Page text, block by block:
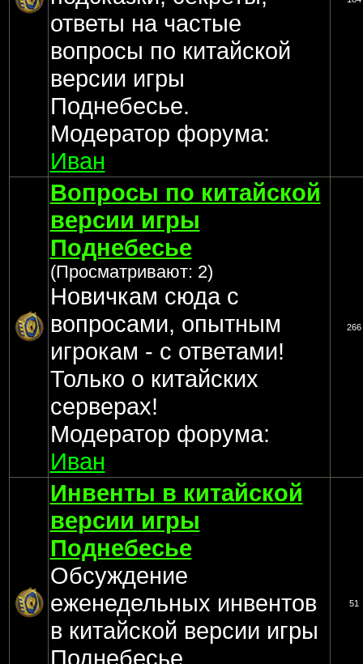
ответы на частые
вопросы по китайской
версии игры
Поднебесье.
Модератор форума:
Иван
Вопросы по китайской
версии игры
Поднебесье
(Просматривают: 2)
Новичкам сюда с
вопросами, опытным
игрокам - с ответами!
Только о китайских
серверах!
Модератор форума:
Иван
266
Инвенты в китайской
версии игры
Поднебесье
Обсуждение
еженедельных инвентов
в китайской версии игры
Поднебесье.
51